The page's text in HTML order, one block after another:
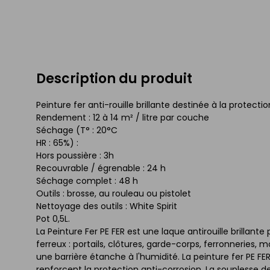
Description du produit
Peinture fer anti-rouille brillante destinée à la
Rendement : 12 à 14 m² / litre par couche
Séchage (T° : 20°C
HR : 65%) :
Hors poussière : 3h
Recouvrable / égrenable : 24 h
Séchage complet : 48 h
Outils : brosse, au rouleau ou pistolet
Nettoyage des outils : White Spirit
Pot 0,5L.
La Peinture Fer PE FER est une laque antirouille
ferreux : portails, clôtures, garde-corps, ferronneries,
une barrière étanche à l'humidité. La peinture fer PE